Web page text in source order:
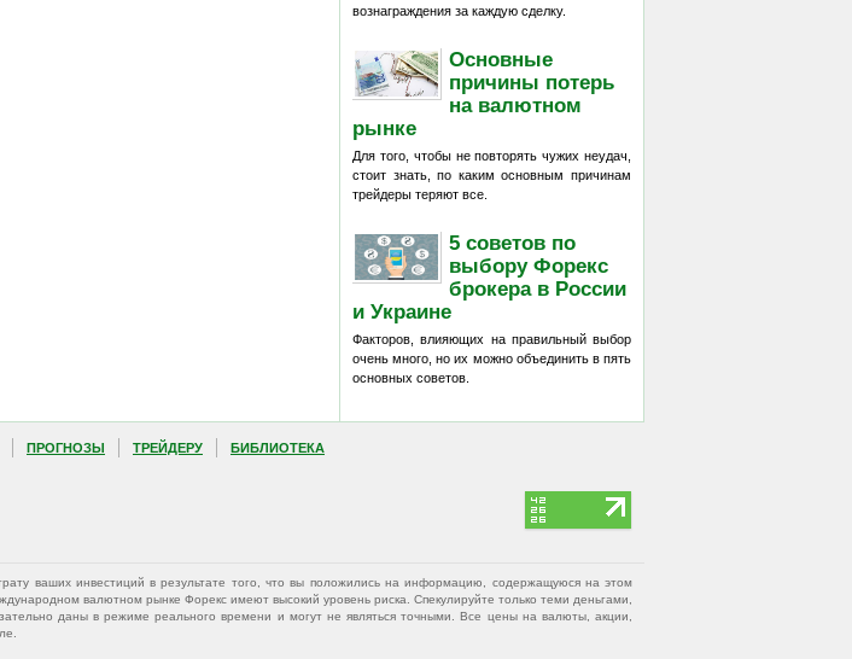
вознаграждения за каждую сделку.
Основные
причины потерь
на валютном
рынке
Для того, чтобы не повторять чужих неудач,
стоит знать, по каким основным причинам
трейдеры теряют все.
5 советов по
выбору Форекс
брокера в России
и Украине
Факторов, влияющих на правильный выбор
очень много, но их можно объединить в пять
основных советов.
ПРОГНОЗЫ ТРЕЙДЕРУ БИБЛИОТЕКА
ваших инвестиций в результате того, что вы положились на информацию, содержащуюся на этом
валютном рынке Форекс имеют высокий уровень риска. Спекулируйте только теми деньгами,
даны в режиме реального времени и могут не являться точными. Все цены на валюты, акции,